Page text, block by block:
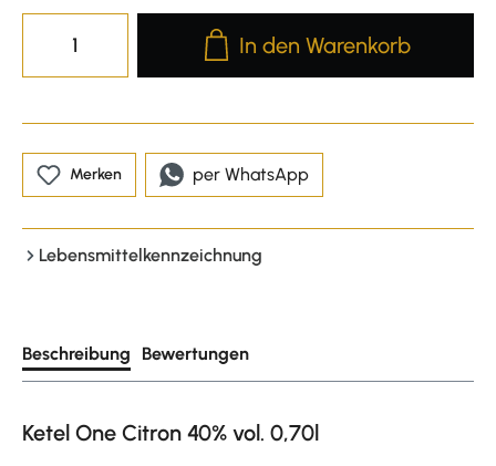
Produkt Anzahl: Gib den
In den Warenkorb
Merken per WhatsApp
Lebensmittelkennzeichnung
Beschreibung Bewertungen
Ketel One Citron 40% vol. 0,70l